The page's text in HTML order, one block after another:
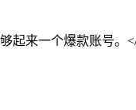
起来一个爆款账号。